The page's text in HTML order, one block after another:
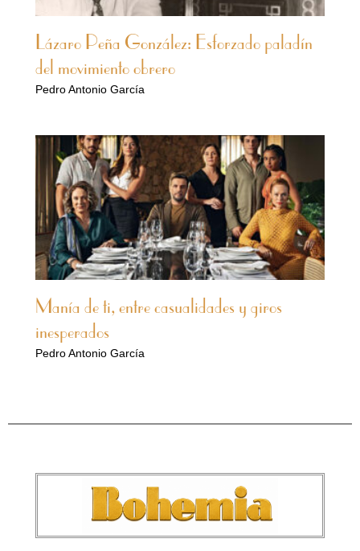
Lázaro Peña González: Esforzado paladín
del movimiento obrero
Pedro Antonio García
Manía de ti, entre casualidades y giros
inesperados
Pedro Antonio García